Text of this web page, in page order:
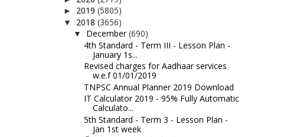
► 2019 (5805)
▼ 2018 (3656)
▼ December(690)
4th Standard - Term III - Lesson Plan -
January 1s...
Revised charges for Aadhaar services
w.e.f 01/01/2019
TNPSC Annual Planner 2019 Download
IT Calculator 2019 - 95% Fully Automatic
Calculato...
5th Standard - Term 3 - Lesson Plan -
Jan 1st week